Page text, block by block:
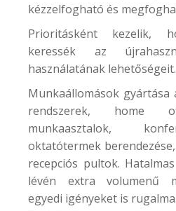
kézzelfogható és
Prioritásként kezelik,
keressék az
használatának lehetőségeit.
Munkaállomások gyártása
rendszerek, home
munkaasztalok,
oktatótermek
recepciós pultok.
lévén extra volumenű
egyedi igényeket is